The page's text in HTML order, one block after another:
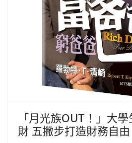
「月光族OUT！」大
財 五撇步打造財務自由